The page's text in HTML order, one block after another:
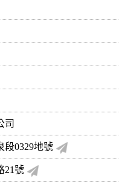
司
段0329地號
21號